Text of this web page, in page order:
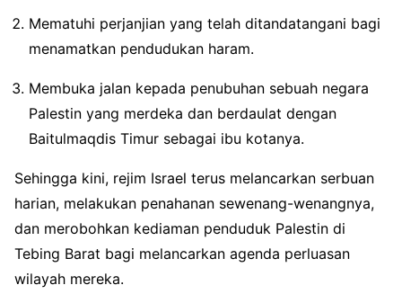
Mematuhi perjanjian yang telah ditandatangani bagi
menamatkan pendudukan haram.
Membuka jalan kepada penubuhan sebuah negara
Palestin yang merdeka dan berdaulat dengan
Baitulmaqdis Timur sebagai ibu kotanya.
Sehingga kini, rejim Israel terus melancarkan serbuan
harian, melakukan penahanan sewenang-wenangnya,
dan merobohkan kediaman penduduk Palestin di
Tebing Barat bagi melancarkan agenda perluasan
wilayah mereka.